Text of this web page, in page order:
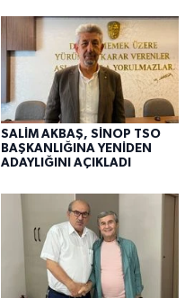
SALİM AKBAŞ, SİNOP TSO
BAŞKANLIĞINA YENİDEN
ADAYLIĞINI AÇIKLADI